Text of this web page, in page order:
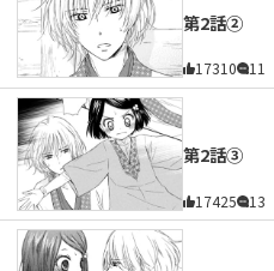
第2話②
17310 11
第2話③
17425 13